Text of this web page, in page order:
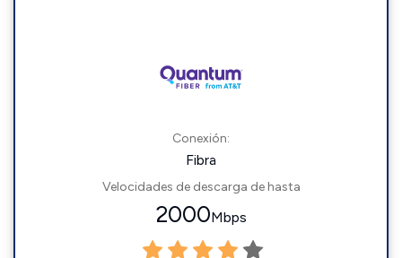
Conexión:
Fibra
Velocidades de descarga de hasta
2000Mbps